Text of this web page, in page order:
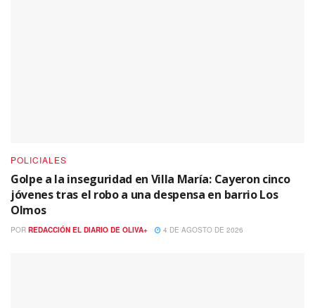
POLICIALES
Golpe a la inseguridad en Villa María: Cayeron cinco
jóvenes tras el robo a una despensa en barrio Los
Olmos
POR REDACCIÓN EL DIARIO DE OLIVA+ 4 DE AGOSTO DE 2026